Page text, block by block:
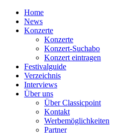
Home
News
Konzerte
Konzerte
Konzert-Suchabo
Konzert eintragen
Festivalguide
Verzeichnis
Interviews
Über uns
Über Classicpoint
Kontakt
Werbemöglichkeiten
Partner